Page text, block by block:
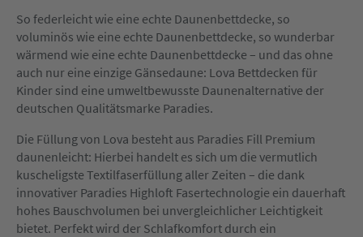
So federleicht wie eine echte Daunenbettdecke, so
voluminös wie eine echte Daunenbettdecke, so wunderbar
wärmend wie eine echte Daunenbettdecke – und das ohne
auch nur eine einzige Gänsedaune: Lova Bettdecken für
Kinder sind eine umweltbewusste Daunenalternative der
deutschen Qualitätsmarke Paradies.
Die Füllung von Lova besteht aus Paradies Fill Premium
daunenleicht: Hierbei handelt es sich um die vermutlich
kuscheligste Textilfaserfüllung aller Zeiten – die dank
innovativer Paradies Highloft Fasertechnologie ein dauerhaft
hohes Bauschvolumen bei unvergleichlicher Leichtigkeit
bietet. Perfekt wird der Schlafkomfort durch ein